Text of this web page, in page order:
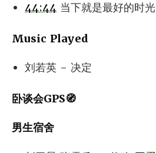
44:44 当下就是最好的时光
Music Played
刘若英 - 决定
卧谈会GPS🧭
男生宿舍